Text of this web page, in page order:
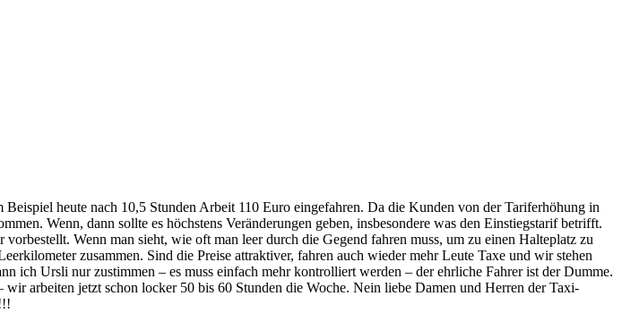
heute nach 10,5 Stunden Arbeit 110 Euro eingefahren. Da die Kunden von der Tariferhöhung in
Wenn, dann sollte es höchstens Veränderungen geben, insbesondere was den Einstiegstarif betrifft.
Wenn man sieht, wie oft man leer durch die Gegend fahren muss, um zu einen Halteplatz zu
zusammen. Sind die Preise attraktiver, fahren auch wieder mehr Leute Taxe und wir stehen
ich Ursli nur zustimmen – es muss einfach mehr kontrolliert werden – der ehrliche Fahrer ist der Dumme.
arbeiten jetzt schon locker 50 bis 60 Stunden die Woche. Nein liebe Damen und Herren der Taxi-